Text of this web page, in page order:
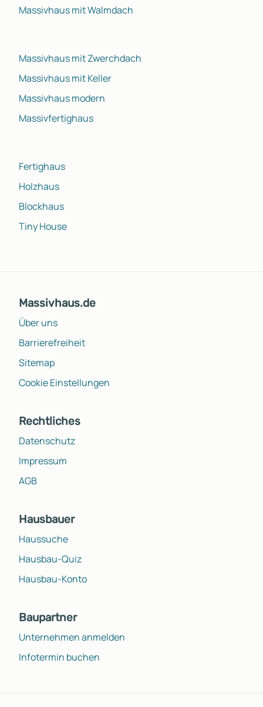
Massivhaus mit Walmdach
Massivhaus mit Zwerchdach
Massivhaus mit Keller
Massivhaus modern
Massivfertighaus
Fertighaus
Holzhaus
Blockhaus
Tiny House
Massivhaus.de
Über uns
Barrierefreiheit
Sitemap
Cookie Einstellungen
Rechtliches
Datenschutz
Impressum
AGB
Hausbauer
Haussuche
Hausbau-Quiz
Hausbau-Konto
Baupartner
Unternehmen anmelden
Infotermin buchen